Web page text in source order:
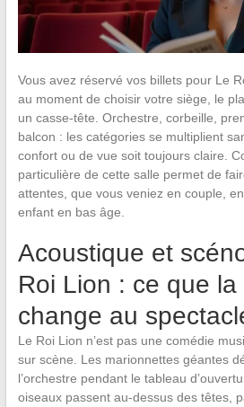
Vous avez réservé vos billets pour Le
au moment de choisir votre siège, le
un casse-tête. Orchestre, corbeille,
balcon : les catégories se multiplient
confort ou de vue soit toujours claire.
particulière de cette salle permet de
attentes, que vous veniez en couple,
enfant en bas âge.
Acoustique et
Roi Lion : ce que la
change au
Le Roi Lion n’est pas une comédie
sur scène. Les marionnettes géantes
l’orchestre pendant le tableau
oiseaux passent au-dessus des têtes,